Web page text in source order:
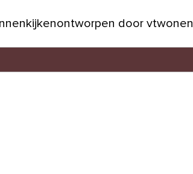
ontworpen door vtwonen